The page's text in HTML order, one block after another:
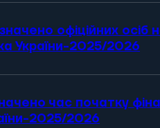
офіційних осіб
України-2025/2026
час початку
2025/2026